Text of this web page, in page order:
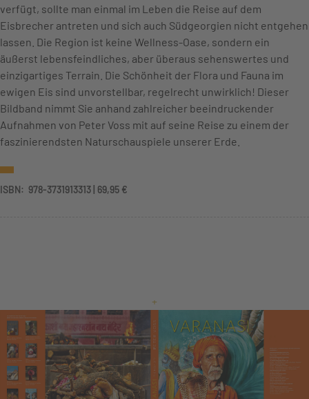
verfügt, sollte man einmal im Leben die Reise auf dem
Eisbrecher antreten und sich auch Südgeorgien nicht entgehen
lassen. Die Region ist keine Wellness-Oase, sondern ein
äußerst lebensfeindliches, aber überaus sehenswertes und
einzigartiges Terrain. Die Schönheit der Flora und Fauna im
ewigen Eis sind unvorstellbar, regelrecht unwirklich! Dieser
Bildband nimmt Sie anhand zahlreicher beeindruckender
Aufnahmen von Peter Voss mit auf seine Reise zu einem der
faszinierendsten Naturschauspiele unserer Erde.
ISBN: ‎ 978-3731913313 | 69,95 €
+